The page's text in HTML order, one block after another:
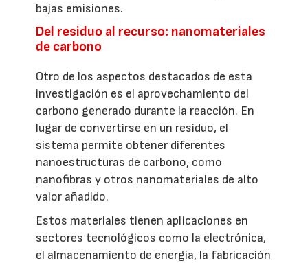
bajas emisiones.
Del residuo al recurso: nanomateriales
de carbono
Otro de los aspectos destacados de esta
investigación es el aprovechamiento del
carbono generado durante la reacción. En
lugar de convertirse en un residuo, el
sistema permite obtener diferentes
nanoestructuras de carbono, como
nanofibras y otros nanomateriales de alto
valor añadido.
Estos materiales tienen aplicaciones en
sectores tecnológicos como la electrónica,
el almacenamiento de energía, la fabricación